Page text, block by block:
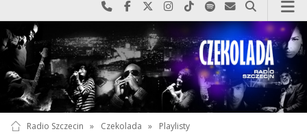
Najlepiej po prostu do nas zadzwoń
Odwiedź nas na Facebook-u
Odwiedź nas na X
Odwiedź nas na Instagram-ie
Odwiedź nas na TikTok-u
Szukaj nas na Spotify
Wyślij do nas
Szukaj
Radio Szczecin » Czekolada » Playlisty